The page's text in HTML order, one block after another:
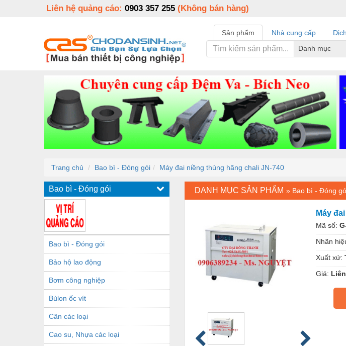
Liên hệ quảng cáo: 0903 357 255 (Không bán hàng)
Sản phẩm Nhà cung cấp
Danh mục
Trang chủ Bao bì - Đóng gói Máy đai niềng thùng hãng chali JN-740
Bao bì - Đóng gói
Bao bì - Đóng gói
Bảo hộ lao động
Bơm công nghiệp
Bùlon ốc vít
Cân các loại
Cao su, Nhựa các loại
DANH MỤC SẢN PHẨM » Bao bì - Đóng
Máy
Mã số:
Nhãn
Xuất xứ:
Giá: